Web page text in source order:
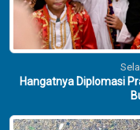
Hangatnya Diplomasi